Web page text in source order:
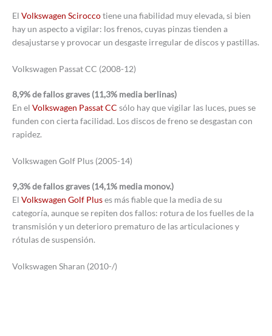
El Volkswagen Sciroccotiene una fiabilidad muy elevada, si bien
hay un aspecto a vigilar: los frenos, cuyas pinzas tienden a
desajustarse y provocar un desgaste irregular de discos y pastillas.
Volkswagen Passat CC (2008-12)
8,9% de fallos graves (11,3% media berlinas)
En el Volkswagen Passat CC sólo hay que vigilar las luces, pues se
funden con cierta facilidad. Los discos de freno se desgastan con
rapidez.
Volkswagen Golf Plus (2005-14)
9,3% de fallos graves (14,1% media monov.)
El Volkswagen Golf Pluses más fiable que la media de su
categoría, aunque se repiten dos fallos: rotura de los fuelles de la
transmisión y un deterioro prematuro de las articulaciones y
rótulas de suspensión.
Volkswagen Sharan (2010-/)